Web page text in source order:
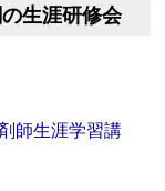
生涯研修会
師生涯学習講